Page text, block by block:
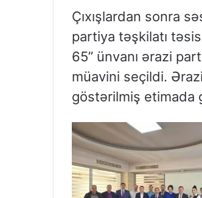
Çıxışlardan sonra
partiya təşkilatı
65” ünvanı ərazi
müavini seçildi.
göstərilmiş etimada